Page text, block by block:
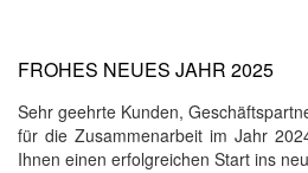
FROHES NEUES JAHR 2025
Sehr geehrte Kunden,
für die Zusammenarbeit im Jahr
Ihnen einen erfolgreichen Start ins